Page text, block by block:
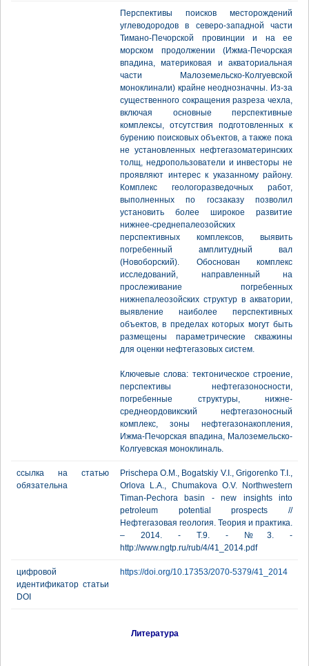
Перспективы поисков месторождений
углеводородов в северо-западной части
Тимано-Печорской провинции и на ее
морском продолжении (Ижма-Печорская
впадина, материковая и акваториальная
части Малоземельско-Колгуевской
моноклинали) крайне неоднозначны. Из-за
существенного сокращения разреза чехла,
включая основные перспективные
комплексы, отсутствия подготовленных к
бурению поисковых объектов, а также пока
не установленных нефтегазоматеринских
толщ, недропользователи и инвесторы не
проявляют интерес к указанному району.
Комплекс геологоразведочных работ,
выполненных по госзаказу позволил
установить более широкое развитие
нижнее-среднепалеозойских
перспективных комплексов, выявить
погребенный амплитудный вал
(Новоборский). Обоснован комплекс
исследований, направленный на
прослеживание погребенных
нижнепалеозойских структур в акватории,
выявление наиболее перспективных
объектов, в пределах которых могут быть
размещены параметрические скважины
для оценки нефтегазовых систем.
Ключевые слова: тектоническое строение,
перспективы нефтегазоносности,
погребенные структуры, нижне-
среднеордовикский нефтегазоносный
комплекс, зоны нефтегазонакопления,
Ижма-Печорская впадина, Малоземельско-
Колгуевская моноклиналь.
ссылка на статью
обязательна
Prischepa O.M., Bogatskiy V.I., Grigorenko T.I.,
Orlova L.A., Chumakova O.V. Northwestern
Timan-Pechora basin - new insights into
petroleum potential prospects //
Нефтегазовая геология. Теория и практика.
– 2014. - Т.9. - №3. -
http://www.ngtp.ru/rub/4/41_2014.pdf
цифровой
идентификатор статьи
DOI
https://doi.org/10.17353/2070-5379/41_2014
Литература